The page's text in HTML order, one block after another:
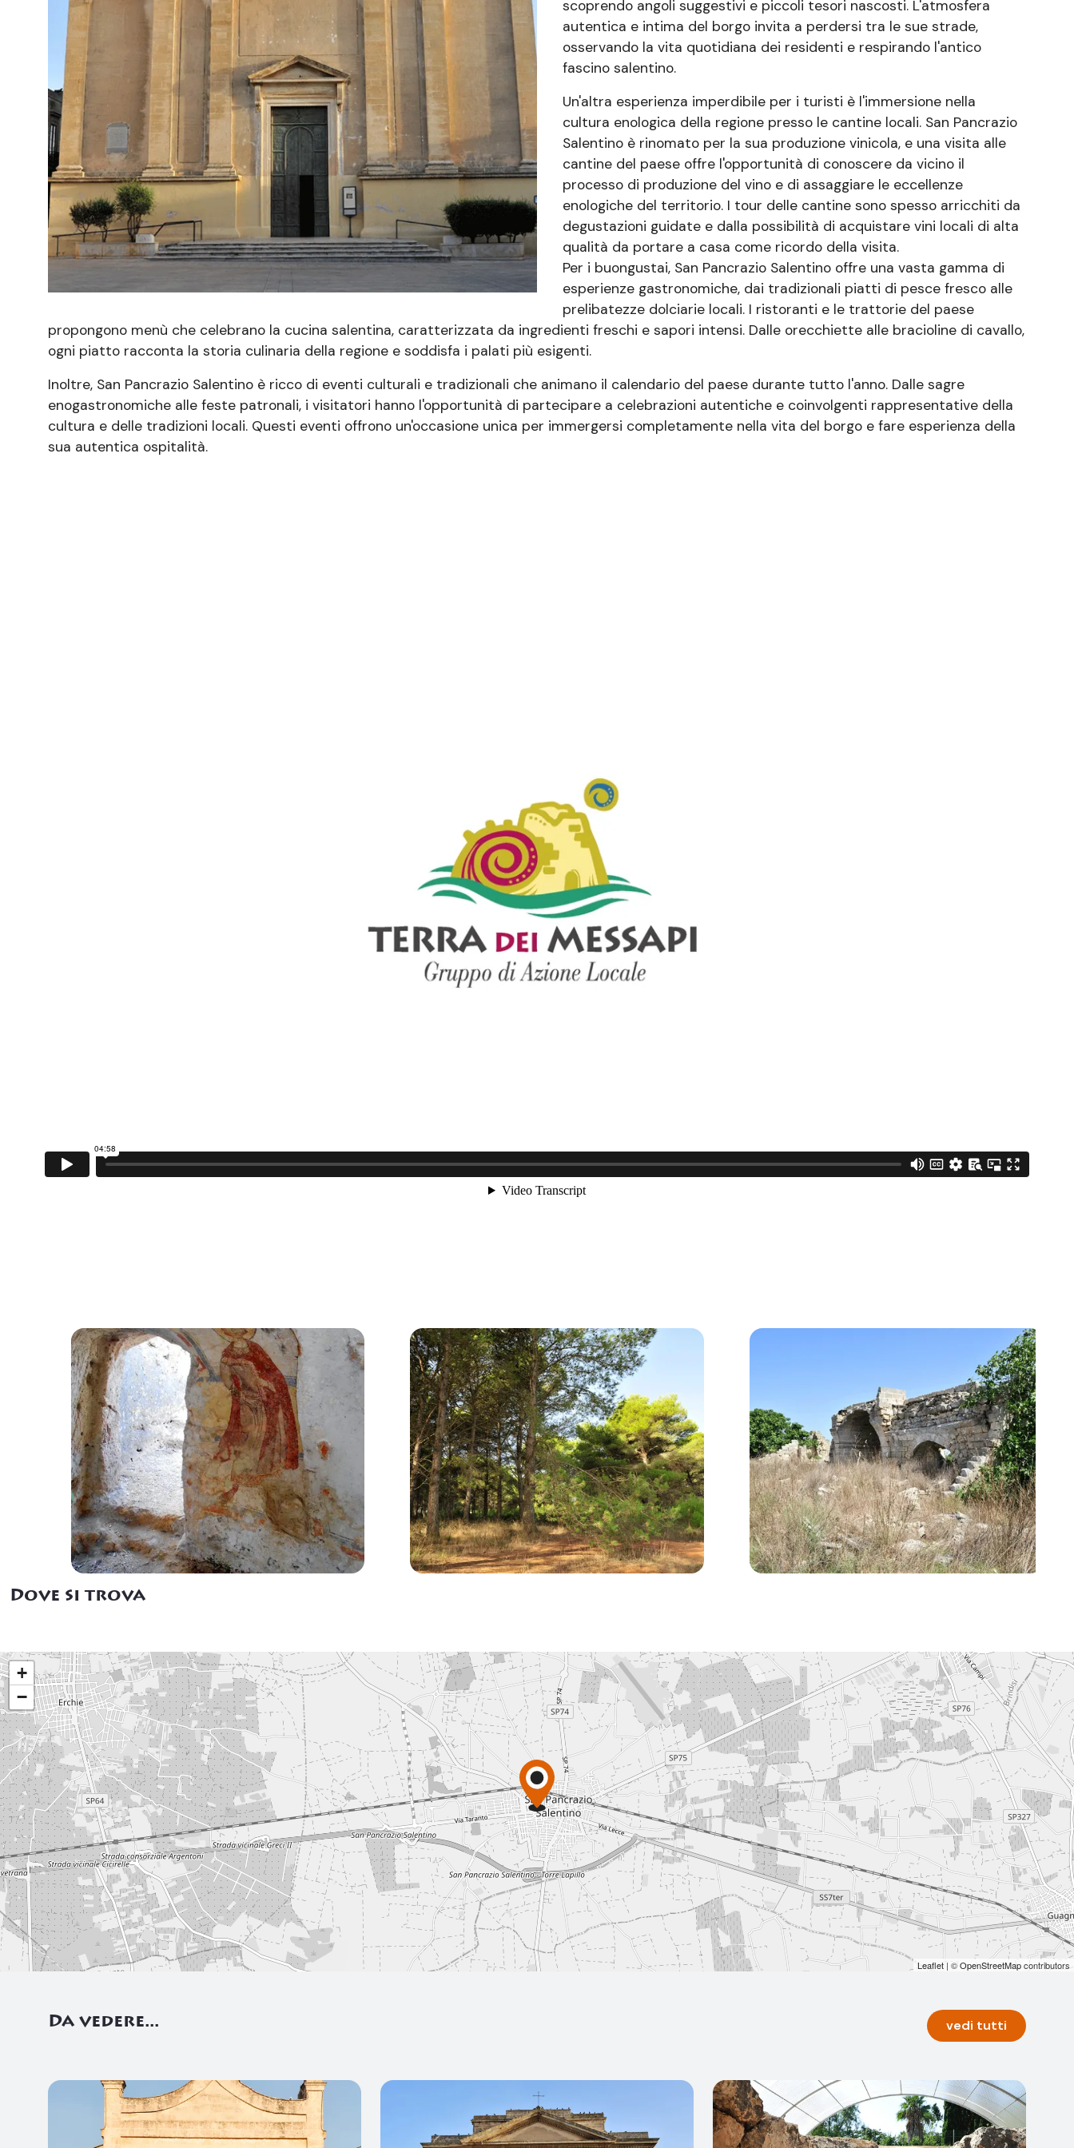
scoprendo angoli suggestivi e piccoli tesori nascosti. L'atmosfera
autentica e intima del borgo invita a perdersi tra le sue strade,
osservando la vita quotidiana dei residenti e respirando l'antico
fascino salentino.
Un'altra esperienza imperdibile per i turisti è l'immersione nella
cultura enologica della regione presso le cantine locali. San Pancrazio
Salentino è rinomato per la sua produzione vinicola, e una visita alle
cantine del paese offre l'opportunità di conoscere da vicino il
processo di produzione del vino e di assaggiare le eccellenze
enologiche del territorio. I tour delle cantine sono spesso arricchiti da
degustazioni guidate e dalla possibilità di acquistare vini locali di alta
qualità da portare a casa come ricordo della visita.
Per i buongustai, San Pancrazio Salentino offre una vasta gamma di
esperienze gastronomiche, dai tradizionali piatti di pesce fresco alle
prelibatezze dolciarie locali. I ristoranti e le trattorie del paese
propongono menù che celebrano la cucina salentina, caratterizzata da ingredienti freschi e sapori intensi. Dalle orecchiette alle bracioline di cavallo,
ogni piatto racconta la storia culinaria della regione e soddisfa i palati più esigenti.
Inoltre, San Pancrazio Salentino è ricco di eventi culturali e tradizionali che animano il calendario del paese durante tutto l'anno. Dalle sagre
enogastronomiche alle feste patronali, i visitatori hanno l'opportunità di partecipare a celebrazioni autentiche e coinvolgenti rappresentative della
cultura e delle tradizioni locali. Questi eventi offrono un'occasione unica per immergersi completamente nella vita del borgo e fare esperienza della
sua autentica ospitalità.
Dove si trova
+
−
Leaflet | ©OpenStreetMapcontributors
Da vedere... vedi tutti